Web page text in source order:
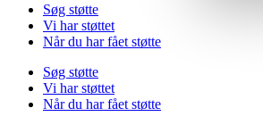
Søg støtte
Vi har støttet
Når du har fået støtte
Søg støtte
Vi har støttet
Når du har fået støtte